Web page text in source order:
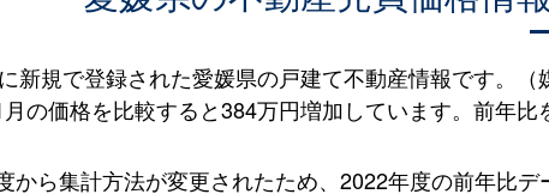
新規で登録された愛媛県の戸建て不動産情報です。
の価格を比較すると384万円増加しています。前年比
から集計方法が変更されたため、2022年度の前年比デ